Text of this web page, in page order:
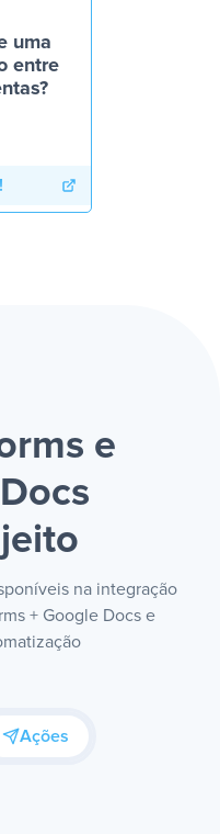
uma
entre
e
na integração
+ Google Docs e
Ações